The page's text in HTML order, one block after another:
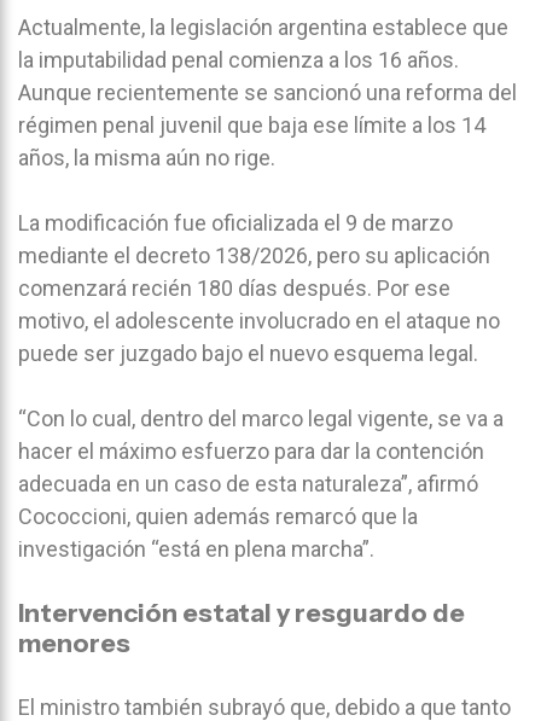
Actualmente, la legislación argentina establece que
la imputabilidad penal comienza a los 16 años.
Aunque recientemente se sancionó una reforma del
régimen penal juvenil que baja ese límite a los 14
años, la misma aún no rige.
La modificación fue oficializada el 9 de marzo
mediante el decreto 138/2026, pero su aplicación
comenzará recién 180 días después. Por ese
motivo, el adolescente involucrado en el ataque no
puede ser juzgado bajo el nuevo esquema legal.
“Con lo cual, dentro del marco legal vigente, se va a
hacer el máximo esfuerzo para dar la contención
adecuada en un caso de esta naturaleza”, afirmó
Cococcioni, quien además remarcó que la
investigación “está en plena marcha”.
Intervención estatal y resguardo de
menores
El ministro también subrayó que, debido a que tanto